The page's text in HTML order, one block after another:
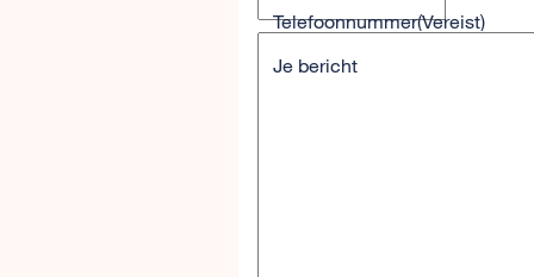
Telefoonnummer(Vereist)
Je bericht